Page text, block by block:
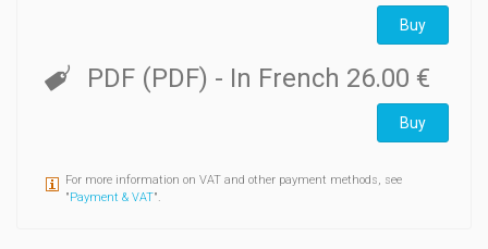
Buy
PDF (PDF) - In French 26.00 €
Buy
For more information on VAT and other payment methods, see
"Payment & VAT".